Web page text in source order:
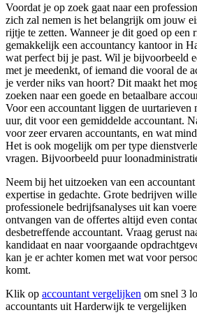
Voordat je op zoek gaat naar een
zich zal nemen is het belangrijk om jouw
rijtje te zetten. Wanneer je dit goed op een
gemakkelijk een accountancy kantoor in
wat perfect bij je past. Wil je bijvoorbeeld
met je meedenkt, of iemand die vooral de
je verder niks van hoort? Dit maakt het
zoeken naar een goede en betaalbare
Voor een accountant liggen de uurtarieven
uur, dit voor een gemiddelde accountant.
voor zeer ervaren accountants, en wat
Het is ook mogelijk om per type
vragen. Bijvoorbeeld puur
Neem bij het uitzoeken van een
expertise in gedachte. Grote bedrijven
professionele bedrijfsanalyses uit kan
ontvangen van de offertes altijd even
desbetreffende accountant. Vraag gerust
kandidaat en naar voorgaande
kan je er achter komen met wat voor
komt.
Klik op accountant vergelijken om snel 3
accountants uit Harderwijk te vergelijken